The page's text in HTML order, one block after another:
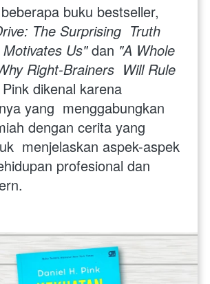
buku bestseller,
The Surprising  Truth
Us" dan "A Whole
Right-Brainers  Will Rule
dikenal karena
yang  menggabungkan
dengan cerita yang
menjelaskan aspek-aspek
profesional dan